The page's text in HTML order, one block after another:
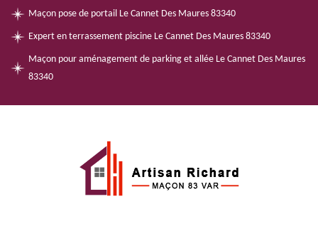
Maçon pose de portail Le Cannet Des Maures 83340
Expert en terrassement piscine Le Cannet Des Maures 83340
Maçon pour aménagement de parking et allée Le Cannet Des Maures
83340